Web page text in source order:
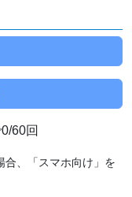
60回
合、「スマホ向け」を